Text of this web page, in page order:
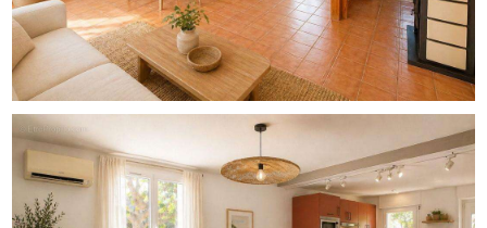
Volumes généreux
Extérieurs rares sur le secteur
Puits permettant d'optimiser l'usage de l'eau pour la
piscine
**Une visite s'impose pour se projeter pleinement dans le
potentiel de cette maison et de ses deux
appartements.**